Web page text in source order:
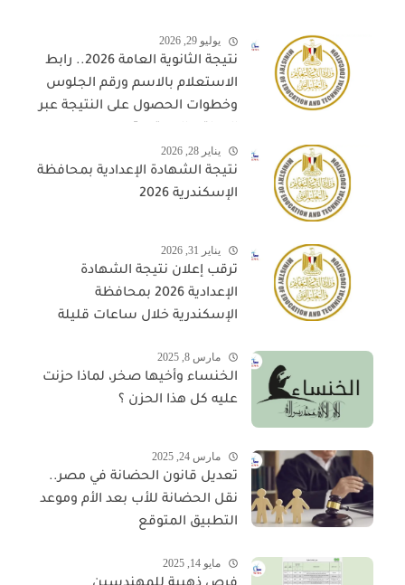
يوليو 29, 2026
نتيجة الثانوية العامة 2026.. رابط
الاستعلام بالاسم ورقم الجلوس
وخطوات الحصول على النتيجة عبر
يناير 28, 2026
نتيجة الشهادة الإعدادية بمحافظة
الإسكندرية 2026
يناير 31, 2026
ترقب إعلان نتيجة الشهادة
الإعدادية 2026 بمحافظة
الإسكندرية خلال ساعات قليلة
مارس 8, 2025
الخنساء وأخيها صخر، لماذا حزنت
عليه كل هذا الحزن ؟
مارس 24, 2025
تعديل قانون الحضانة في مصر..
نقل الحضانة للأب بعد الأم وموعد
التطبيق المتوقع
مايو 14, 2025